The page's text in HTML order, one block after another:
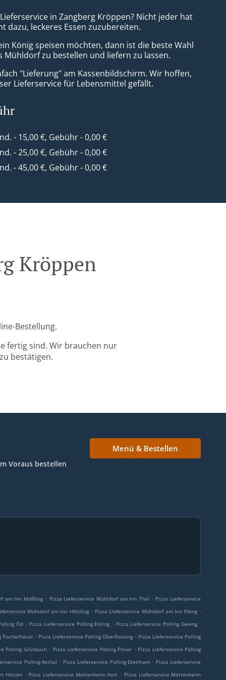
in Zangberg Kröppen? Nicht jeder hat
dazu, leckeres Essen zuzubereiten.
König speisen möchten, dann ist die beste Wahl
Mühldorf zu bestellen und liefern zu lassen.
"Lieferung" am Kassenbildschirm. Wir hoffen,
Lieferservice für Lebensmittel gefällt.
- 15,00 €, Gebühr - 0,00 €
- 25,00 €, Gebühr - 0,00 €
- 45,00 €, Gebühr - 0,00 €
Kröppen
Bestellung.
fertig sind. Wir brauchen nur
bestätigen.
Voraus bestellen
Menü & Bestellen
am Inn Mößling . Pizza Lieferservice Mühldorf am Inn Thal . Pizza Lieferservice
Mühldorf am Inn Hölzling . Pizza Lieferservice Mühldorf am Inn Ebing .
Öd . Pizza Lieferservice Polling Ehring . Pizza Lieferservice Polling Gweng .
Fischerhäusl . Pizza Lieferservice Polling Oberflossing . Pizza Lieferservice Polling
Polling Grünbach . Pizza Lieferservice Polling Ploier . Pizza Lieferservice Polling
Polling Asthal . Pizza Lieferservice Polling Dietlham . Pizza Lieferservice
Holzen . Pizza Lieferservice Mettenheim Hart . Pizza Lieferservice Mettenheim